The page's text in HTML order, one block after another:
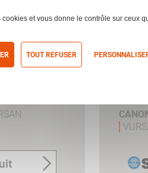
et vous donne le contrôle sur ceux
TOUT REFUSER